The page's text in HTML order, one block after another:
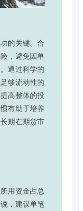
的关键。合
，避免因单
通过科学的
够流动性的
高整体的投
有助于培养
期在期货市
用资金占总
，建议单笔